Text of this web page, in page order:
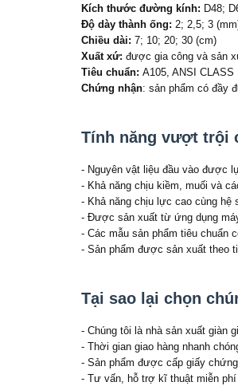
Kích thước đường kính: D48;
Độ dày thành ống: 2; 2,5; 3
Chiều dài: 7; 10; 20; 30 (cm)
Xuất xứ: được gia công và sản
Tiêu chuẩn: A105, ANSI
Chứng nhận: sản phẩm có đầy
Tính năng vượt trội
- Nguyên vật liệu đầu vào được
- Khả năng chịu kiềm, muối và
- Khả năng chịu lực cao cùng hệ
- Được sản xuất từ ứng dụng
- Các mẫu sản phẩm tiêu chuẩn
- Sản phẩm được sản xuất theo
Tại sao lại chọn
- Chúng tôi là nhà sản xuất giàn
- Thời gian giao hàng nhanh
- Sản phẩm được cấp giấy
- Tư vấn, hỗ trợ kĩ thuật miễn